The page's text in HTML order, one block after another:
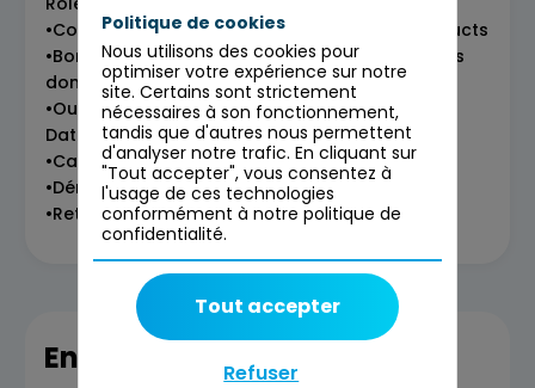
•Consommation et valorisation des Data Products
•Bonnes pratiques pour maximiser la valeur des
données
•Outils et plateformes de consommation des
Data Products
•Cas pratiques et études de cas
•Démonstration d’un Data Product
•Retours d’expérience et recommandations
En savoir plus
Politique de cookies
Nous utilisons des cookies pour
optimiser votre expérience sur notre
site. Certains sont strictement
nécessaires à son fonctionnement,
tandis que d'autres nous permettent
d'analyser notre trafic. En cliquant sur
"Tout accepter", vous consentez à
l'usage de ces technologies
conformément à notre politique de
confidentialité.
Refuser
Tout accepter